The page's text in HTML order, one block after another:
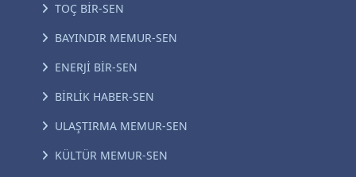
TOÇ BİR-SEN
BAYINDIR MEMUR-SEN
ENERJİ BİR-SEN
BİRLİK HABER-SEN
ULAŞTIRMA MEMUR-SEN
KÜLTÜR MEMUR-SEN